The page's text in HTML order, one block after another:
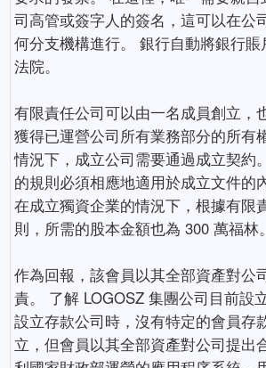
司高管或簽字人的簽名，這可以在公
何分支機構進行。 銀行自動將銀行賬
法院。
有限責任公司可以由一名成員創立，
獲得已運營公司所有業務部分的所有
情況下，成立公司需要通過成立契約
的規則必須相應地適用於成立文件的
在成立獨資企業的情況下，根據有限
則，所需的股本金額也為 300 萬福林。
作為回報，該會員以其全部資產對公
責。 了解 LOGOSZ 集團公司目前設
設立存款公司時，沒有特定的會員存
立，但會員以其全部資產對公司提出